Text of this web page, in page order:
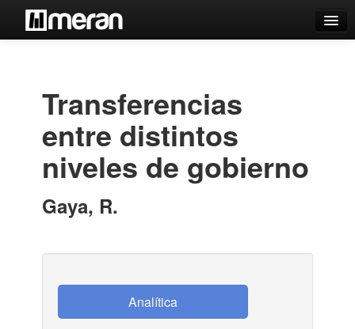
Estantes Virtuales
Contacto
Transferencias
entre distintos
niveles de gobierno
Gaya, R.